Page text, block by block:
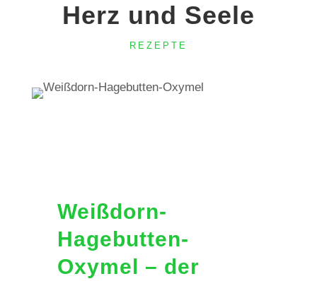
Herz und Seele
REZEPTE
Weißdorn-
Hagebutten-
Oxymel – der